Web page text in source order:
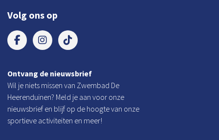
Volg ons op
Ontvang de nieuwsbrief
Wil je niets missen van Zwembad De
Heerenduinen? Meld je aan voor onze
nieuwsbrief en blijf op de hoogte van onze
sportieve activiteiten en meer!